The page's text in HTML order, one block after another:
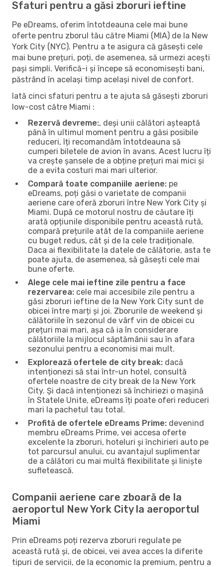
Sfaturi pentru a găsi zboruri ieftine
Pe eDreams, oferim întotdeauna cele mai bune
oferte pentru zborul tău către Miami (MIA) de la New
York City (NYC). Pentru a te asigura că găsești cele
mai bune prețuri, poți, de asemenea, să urmezi acești
pași simpli. Verifică-i și începe să economisești bani,
păstrând în același timp același nivel de confort.
Iată cinci sfaturi pentru a te ajuta să găsești zboruri
low-cost către Miami :
Rezervă devreme:, deși unii călători așteaptă
până în ultimul moment pentru a găsi posibile
reduceri, îți recomandăm întotdeauna să
cumperi biletele de avion în avans. Acest lucru îți
va crește șansele de a obține prețuri mai mici și
de a evita costuri mai mari ulterior.
Compară toate companiile aeriene: pe
eDreams, poți găsi o varietate de companii
aeriene care oferă zboruri între New York City și
Miami. După ce motorul nostru de căutare îți
arată opțiunile disponibile pentru această rută,
compară prețurile atât de la companiile aeriene
cu buget redus, cât și de la cele tradiționale.
Daca ai flexibilitate la datele de călătorie, asta te
poate ajuta, de asemenea, să găsești cele mai
bune oferte.
Alege cele mai ieftine zile pentru a face
rezervarea: cele mai accesibile zile pentru a
găsi zboruri ieftine de la New York City sunt de
obicei între marți și joi. Zborurile de weekend și
călătoriile în sezonul de vârf vin de obicei cu
prețuri mai mari, așa că ia în considerare
călătoriile la mijlocul săptămânii sau în afara
sezonului pentru a economisi mai mult.
Explorează ofertele de city break: dacă
intenționezi să stai într-un hotel, consultă
ofertele noastre de city break de la New York
City. Și dacă intenționezi să închiriezi o mașină
în Statele Unite, eDreams îți poate oferi reduceri
mari la pachetul tau total.
Profită de ofertele eDreams Prime: devenind
membru eDreams Prime, vei accesa oferte
excelente la zboruri, hoteluri și închirieri auto pe
tot parcursul anului, cu avantajul suplimentar
de a călători cu mai multă flexibilitate și liniște
sufletească.
Companii aeriene care zboară de la
aeroportul New York City la aeroportul
Miami
Prin eDreams poți rezerva zboruri regulate pe
această rută și, de obicei, vei avea acces la diferite
tipuri de servicii, de la economic la premium, pentru a